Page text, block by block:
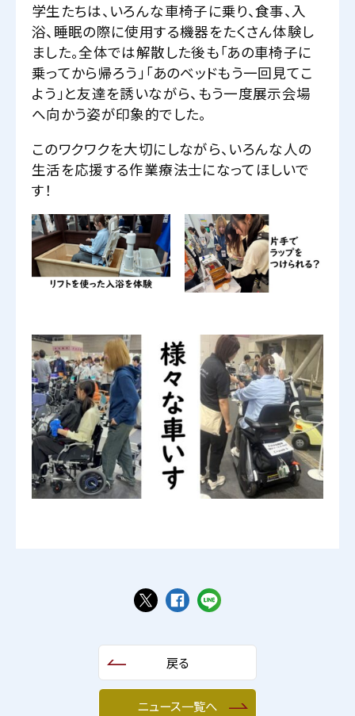
学生たちは、いろんな車椅子に乗り、食事、入
浴、睡眠の際に使用する機器をたくさん体験し
ました。全体では解散した後も「あの車椅子に
乗ってから帰ろう」「あのベッドもう一回見てこ
よう」と友達を誘いながら、もう一度展示会場
へ向かう姿が印象的でした。
このワクワクを大切にしながら、いろんな人の
生活を応援する作業療法士になってほしいで
す！
戻る
ニュース一覧へ